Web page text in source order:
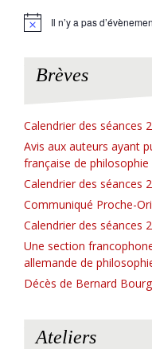
N
Il n’y a pas
Brèves
Calendrier des séances
Avis aux auteurs ayant
française de
Calendrier des séances
Communiqué Proche-
Calendrier des séances
Une section
allemande de
Décès de Bernard
Ateliers